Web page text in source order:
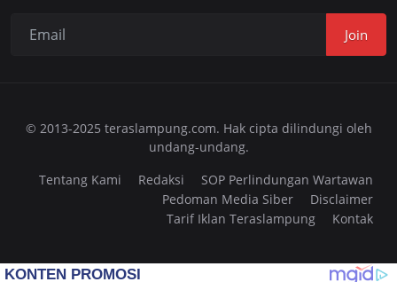
Join
© 2013-2025 teraslampung.com. Hak cipta dilindungi oleh
undang-undang.
Tentang Kami
Redaksi
SOP Perlindungan Wartawan
Pedoman Media Siber
Disclaimer
Tarif Iklan Teraslampung
Kontak